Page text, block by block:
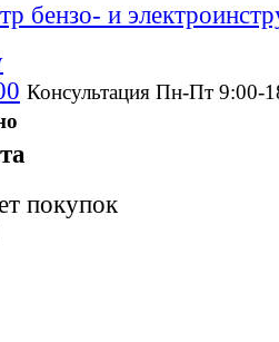
бензо- и
Консультация Пн-Пт 9:00-
покупок